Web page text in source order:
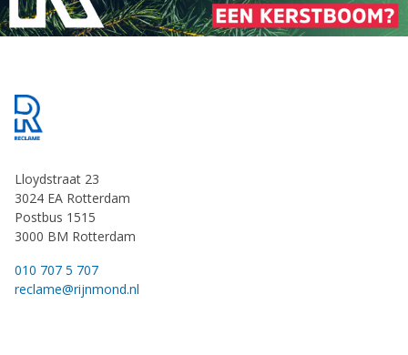
Footer
Lloydstraat 23
3024 EA Rotterdam
Postbus 1515
3000 BM Rotterdam
010 707 5 707
reclame@rijnmond.nl